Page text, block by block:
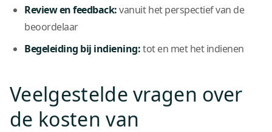
Review en feedback:vanuit het perspectief van de
beoordelaar
Begeleiding bij indiening:tot en met het indienen
Veelgestelde vragen over
de kosten van